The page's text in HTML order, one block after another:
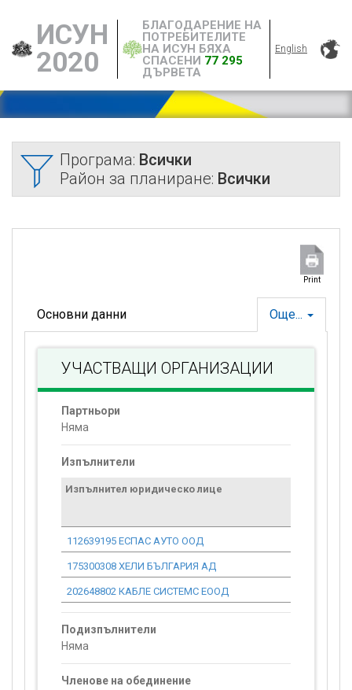
ИСУН
2020
БЛАГОДАРЕНИЕ НА
ПОТРЕБИТЕЛИТЕ
НА ИСУН БЯХА
СПАСЕНИ 77 295
ДЪРВЕТА
English
Програма: Всички
Район за планиране: Всички
Print
Още...
Основни данни
УЧАСТВАЩИ ОРГАНИЗАЦИИ
Партньори
Няма
Изпълнители
Изпълнител юридическо лице
112639195 ЕСПАС АУТО ООД
175300308 ХЕЛИ БЪЛГАРИЯ АД
202648802 КАБЛЕ СИСТЕМС ЕООД
Подизпълнители
Няма
Членове на обединение